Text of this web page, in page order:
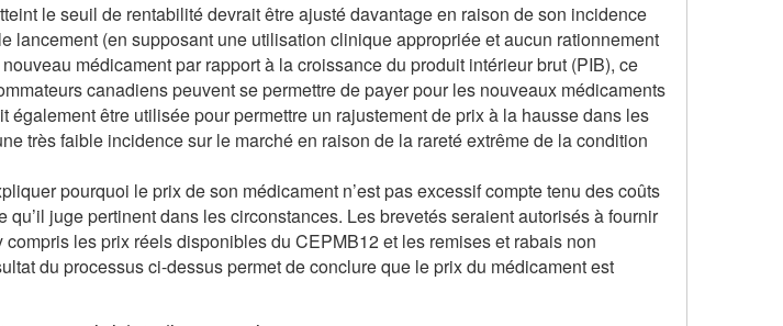
le seuil de rentabilité devrait être ajusté davantage en raison de son incidence
(en supposant une utilisation clinique appropriée et aucun rationnement
médicament par rapport à la croissance du produit intérieur brut (PIB), ce
canadiens peuvent se permettre de payer pour les nouveaux médicaments
être utilisée pour permettre un rajustement de prix à la hausse dans les
très faible incidence sur le marché en raison de la rareté extrême de la condition
pourquoi le prix de son médicament n’est pas excessif compte tenu des coûts
juge pertinent dans les circonstances. Les brevetés seraient autorisés à fournir
les prix réels disponibles du CEPMB12 et les remises et rabais non
du processus ci-dessus permet de conclure que le prix du médicament est